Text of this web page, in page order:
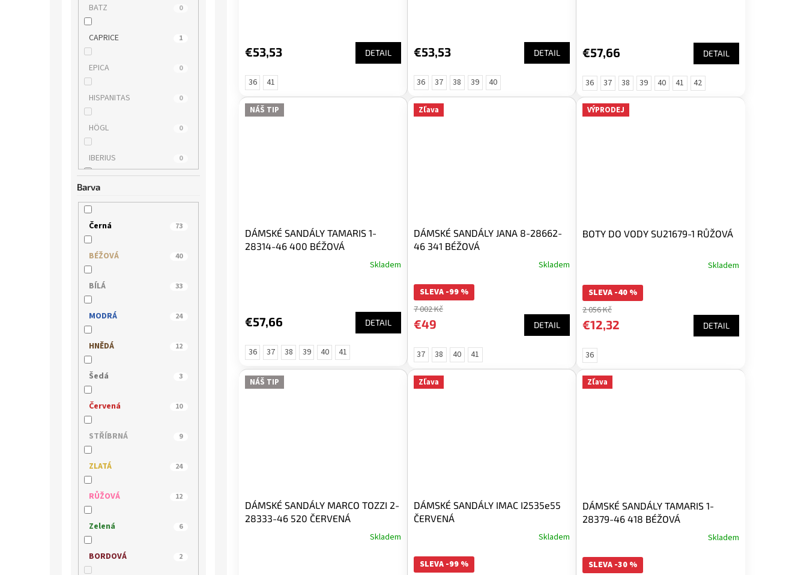
BATZ 0
CAPRICE 1
EPICA 0
HISPANITAS 0
HÖGL 0
IBERIUS 0
IMAC
INBLU
JANA
JOSEF SEIBEL
LEE COOPER
MACIEJKA
MARCO TOZZI
MEDILINE
MUSTANG
NIK
QUO VADIS
Barva
Černá 73
BÉŽOVÁ 40
BÍLÁ 33
MODRÁ 24
HNĚDÁ 12
Šedá 3
Červená 10
STŘÍBRNÁ 9
ZLATÁ 24
RŮŽOVÁ 12
Zelená 6
BORDOVÁ 2
€53,53 DETAIL
36 41
€53,53 DETAIL
36 37 38 39 40
€57,66 DETAIL
36 37 38 39 40 41 42
NÁŠ TIP
DÁMSKÉ SANDÁLY TAMARIS 1-
28314-46 400 BÉŽOVÁ
Skladem
€57,66 DETAIL
36 37 38 39 40 41
Zľava
DÁMSKÉ SANDÁLY JANA 8-28662-
46 341 BÉŽOVÁ
Skladem
SLEVA -99 %
7 002 Kč
€49 DETAIL
37 38 40 41
VÝPRODEJ
BOTY DO VODY SU21679-1 RŮŽOVÁ
Skladem
SLEVA -40 %
2 056 Kč
€12,32 DETAIL
36
NÁŠ TIP
DÁMSKÉ SANDÁLY MARCO TOZZI 2-
28333-46 520 ČERVENÁ
Skladem
Zľava
DÁMSKÉ SANDÁLY IMAC I2535e55
ČERVENÁ
Skladem
SLEVA -99 %
Zľava
DÁMSKÉ SANDÁLY TAMARIS 1-
28379-46 418 BÉŽOVÁ
Skladem
SLEVA -30 %